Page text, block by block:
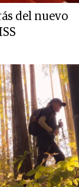
del nuevo